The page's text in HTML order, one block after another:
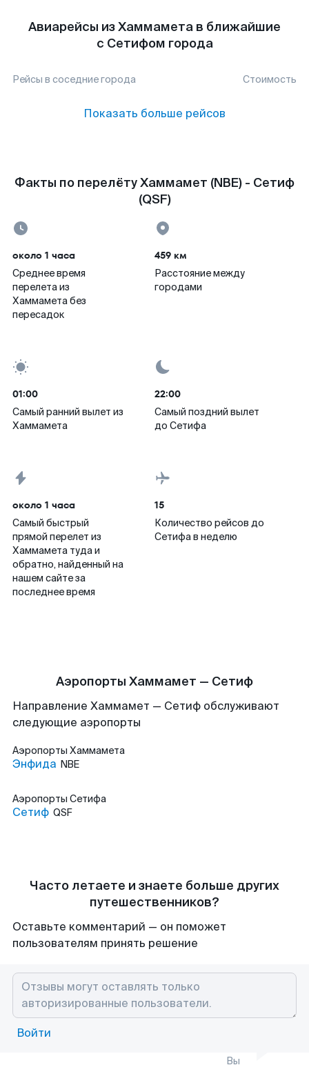
Авиарейсы из Хаммамета в ближайшие
с Сетифом города
Рейсы в соседние города Стоимость
Показать больше рейсов
Факты по перелёту Хаммамет (NBE) - Сетиф
(QSF)
около 1 часа
Среднее время
перелета из
Хаммамета без
пересадок
459 км
Расстояние между
городами
01:00
Самый ранний вылет из
Хаммамета
22:00
Самый поздний вылет
до Сетифа
около 1 часа
Самый быстрый
прямой перелет из
Хаммамета туда и
обратно, найденный на
нашем сайте за
последнее время
15
Количество рейсов до
Сетифа в неделю
Аэропорты Хаммамет — Сетиф
Направление Хаммамет — Сетиф обслуживают
следующие аэропорты
Аэропорты Хаммамета
Энфида NBE
Аэропорты Сетифа
Сетиф QSF
Часто летаете и знаете больше других
путешественников?
Оставьте комментарий — он поможет
пользователям принять решение
Войти
Вы